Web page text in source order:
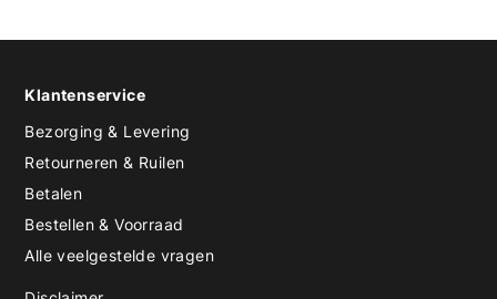
Klantenservice
Bezorging & Levering
Retourneren & Ruilen
Betalen
Bestellen & Voorraad
Alle veelgestelde vragen